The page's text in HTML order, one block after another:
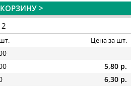
>
Цена за шт.
5,80 р.
6,30 р.